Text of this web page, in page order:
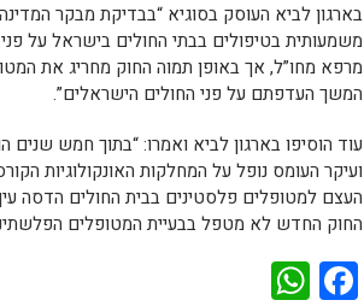
בארגון לביא העוסק בסוגיא “בבדיקת מבקר
משמעותית בטיפולים בבתי החולים בישראל על
מרפא מחו”ל, אך באופן תמוה החוק מחריג את
המשך העדפתם על פני החולים הישראלים”.
עוד הוסיפו בארגון לביא ואמרו: “בתוך חמש
ועיקר העומס נופל על המחלקות האונקולוגיות
העצם למטופלים פלסטינים בבית החולים הדסה
החוק החדש לא מטפל בבעיית המטופלים
Facebook